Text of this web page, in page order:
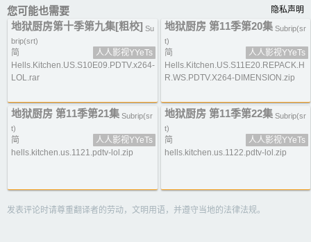
您可能也需要 隐私声明
地狱厨房第十季第九集[粗校] Su
brip(srt)
简
人人影视YYeTs
Hells.Kitchen.US.S10E09.PDTV.x264-
LOL.rar
地狱厨房 第11季第20集 Subrip(sr
t)
简
人人影视YYeTs
Hells.Kitchen.US.S11E20.REPACK.H
R.WS.PDTV.X264-DIMENSION.zip
地狱厨房 第11季第21集 Subrip(sr
t)
简
人人影视YYeTs
hells.kitchen.us.1121.pdtv-lol.zip
地狱厨房 第11季第22集 Subrip(sr
t)
简
人人影视YYeTs
hells.kitchen.us.1122.pdtv-lol.zip
发表评论时请尊重翻译者的劳动，文明用语，并遵守当地的法律法规。